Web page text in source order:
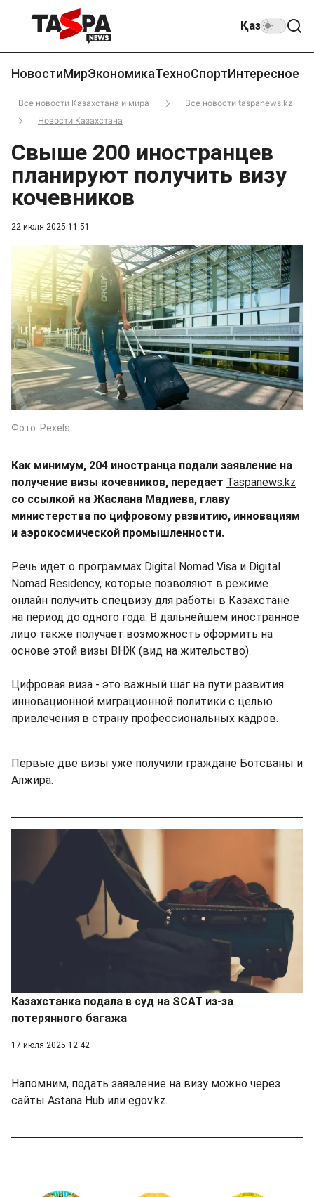
Қаз
НовостиМирЭкономикаТехноСпортИнтересное
Все новости Казахстана и мира
Все новости taspanews.kz
Новости Казахстана
22 июля 2025 11:51
Свыше 200 иностранцев
планируют получить визу
кочевников
Фото: Pexels
Как минимум, 204 иностранца подали заявление на
получение визы кочевников, передает Taspanews.kz
со ссылкой на Жаслана Мадиева, главу
министерства по цифровому развитию, инновациям
и аэрокосмической промышленности.
Речь идет о программах Digital Nomad Visa и Digital
Nomad Residency, которые позволяют в режиме
онлайн получить спецвизу для работы в Казахстане
на период до одного года. В дальнейшем иностранное
лицо также получает возможность оформить на
основе этой визы ВНЖ (вид на жительство).
Цифровая виза - это важный шаг на пути развития
инновационной миграционной политики с целью
привлечения в страну профессиональных кадров.
Первые две визы уже получили граждане Ботсваны и
Алжира.
Казахстанка подала в суд на SCAT из-за
потерянного багажа
17 июля 2025 12:42
Напомним, подать заявление на визу можно через
сайты Astana Hub или egov.kz.